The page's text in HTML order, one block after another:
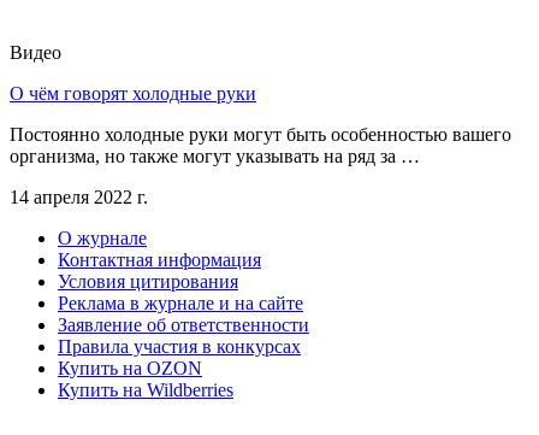
Видео
О чём говорят холодные руки
Постоянно холодные руки могут быть особенностью вашего
организма, но также могут указывать на ряд за …
14 апреля 2022 г.
О журнале
Контактная информация
Условия цитирования
Реклама в журнале и на сайте
Заявление об ответственности
Правила участия в конкурсах
Купить на OZON
Купить на Wildberries